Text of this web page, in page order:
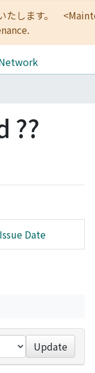
たします。
??
Date
Update